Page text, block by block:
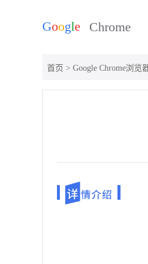
首页 > Google Chrome浏览